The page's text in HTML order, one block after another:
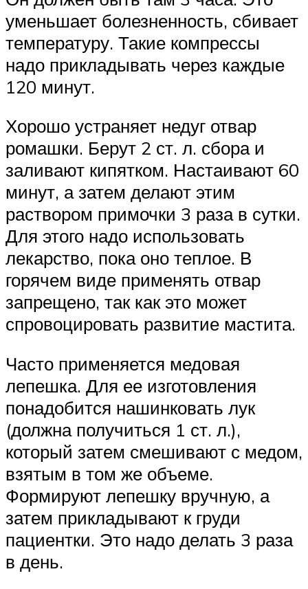
уменьшает болезненность, сбивает
температуру. Такие компрессы
надо прикладывать через каждые
120 минут.
Хорошо устраняет недуг отвар
ромашки. Берут 2 ст. л. сбора и
заливают кипятком. Настаивают 60
минут, а затем делают этим
раствором примочки 3 раза в сутки.
Для этого надо использовать
лекарство, пока оно теплое. В
горячем виде применять отвар
запрещено, так как это может
спровоцировать развитие мастита.
Часто применяется медовая
лепешка. Для ее изготовления
понадобится нашинковать лук
(должна получиться 1 ст. л.),
который затем смешивают с медом,
взятым в том же объеме.
Формируют лепешку вручную, а
затем прикладывают к груди
пациентки. Это надо делать 3 раза
в день.